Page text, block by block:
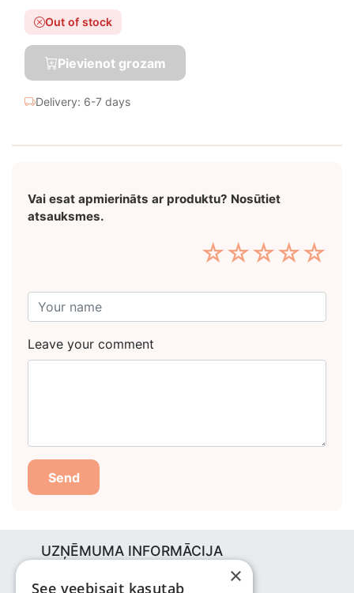
Out of stock
Pievienot grozam
Delivery: 6-7 days
Vai esat apmierināts ar produktu? Nosūtiet
atsauksmes.
☆
☆
☆
☆
☆
Leave your comment
Send
UZŅĒMUMA INFORMĀCIJA
×
See veebisait kasutab